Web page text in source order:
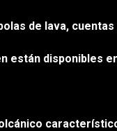
de lava,
están disponibles